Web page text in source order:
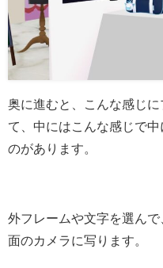
奥に進むと、こんな感じ
て、中にはこんな感じで
のがあります。
外フレームや文字を選ん
面のカメラに写ります。